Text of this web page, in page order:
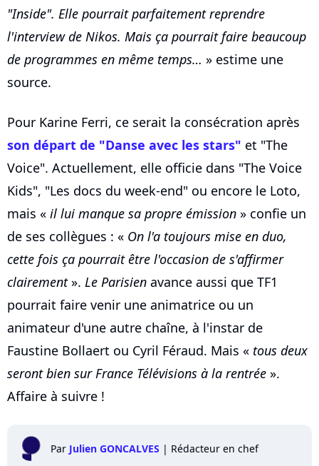
"Inside". Elle pourrait parfaitement reprendre
l'interview de Nikos. Mais ça pourrait faire beaucoup
de programmes en même temps… » estime une
source.
Pour Karine Ferri, ce serait la consécration après
son départ de "Danse avec les stars" et "The
Voice". Actuellement, elle officie dans "The Voice
Kids", "Les docs du week-end" ou encore le Loto,
mais « il lui manque sa propre émission » confie un
de ses collègues : « On l'a toujours mise en duo,
cette fois ça pourrait être l'occasion de s'affirmer
clairement». Le Parisien avance aussi que TF1
pourrait faire venir une animatrice ou un
animateur d'une autre chaîne, à l'instar de
Faustine Bollaert ou Cyril Féraud. Mais « tous deux
seront bien sur France Télévisions à la rentrée ».
Affaire à suivre !
Par Julien GONCALVES | Rédacteur en chef